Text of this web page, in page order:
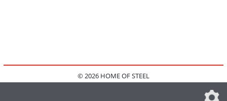
© 2026 HOME OF STEEL
IMPRESSUM